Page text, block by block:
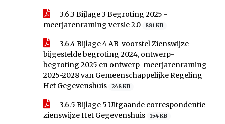
3.6.3 Bijlage 3 Begroting 2025 -
meerjarenraming versie 2.0
881 KB
3.6.4 Bijlage 4 AB-voorstel Zienswijze
bijgestelde begroting 2024, ontwerp-
begroting 2025 en ontwerp-meerjarenraming
2025-2028 van Gemeenschappelijke Regeling
Het Gegevenshuis
248 KB
3.6.5 Bijlage 5 Uitgaande correspondentie
zienswijze Het Gegevenshuis
154 KB